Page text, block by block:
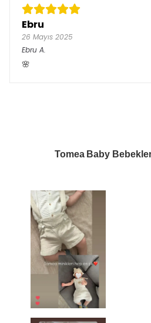
Ebru
26 Mayıs 2025
Ebru A.
🌸
Tomea Baby